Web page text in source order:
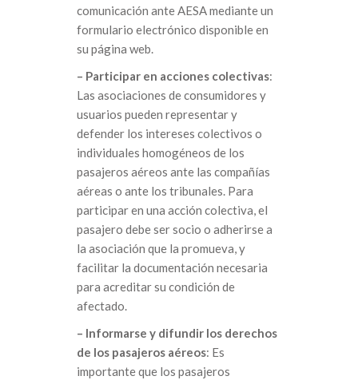
comunicación ante AESA mediante un
formulario electrónico disponible en
su página web.
– Participar en acciones colectivas:
Las asociaciones de consumidores y
usuarios pueden representar y
defender los intereses colectivos o
individuales homogéneos de los
pasajeros aéreos ante las compañías
aéreas o ante los tribunales. Para
participar en una acción colectiva, el
pasajero debe ser socio o adherirse a
la asociación que la promueva, y
facilitar la documentación necesaria
para acreditar su condición de
afectado.
– Informarse y difundir los derechos
de los pasajeros aéreos: Es
importante que los pasajeros